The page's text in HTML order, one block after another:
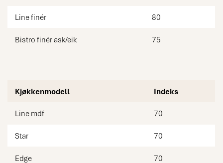
Line finér 80
Bistro finér ask/eik 75
Kjøkkenmodell Indeks
Line mdf 70
Star 70
Edge 70